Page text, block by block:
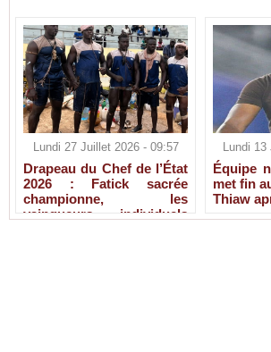
Lundi 27 Juillet 2026 - 09:57
Drapeau du Chef de l’État
2026 : Fatick sacrée
championne, les
vainqueurs individuels
Lundi
Équipe
met fin
Thiaw